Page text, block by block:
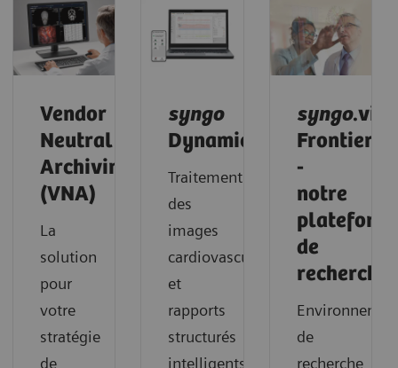
Vendor
Neutral
Archiving
(VNA)
La
solution
pour
votre
stratégie
de
syngo
Dynamics
Traitement
des
images
cardiovasculaires
et
rapports
structurés
intelligents
syngo.via
Frontier
-
notre
de
recherche
de
recherche